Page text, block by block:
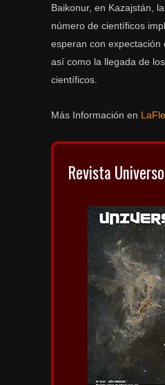
Baikonur, en Kazajstán,
número de científicos
esperan con expectación
así como la llegada de
científicos.
Más Información en
Revista